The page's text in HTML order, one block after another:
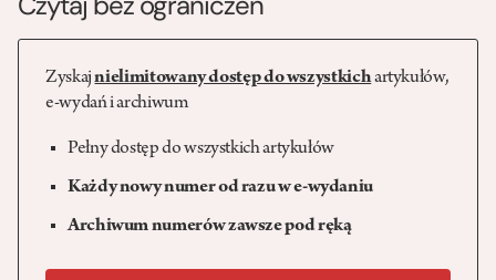
Zyskajnielimitowany dostęp do wszystkichartykułów,
e-wydań i archiwum
Pełny dostęp do wszystkich artykułów
Każdy nowy numer od razu w e-wydaniu
Archiwum numerów zawsze pod ręką